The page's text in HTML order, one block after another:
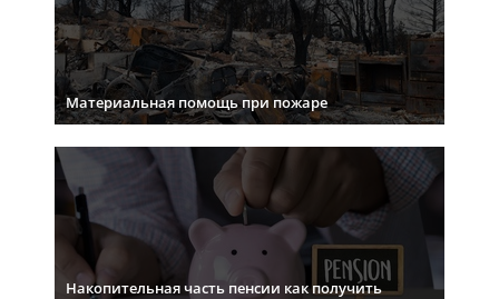
Материальная помощь при пожаре
Накопительная часть пенсии как получить